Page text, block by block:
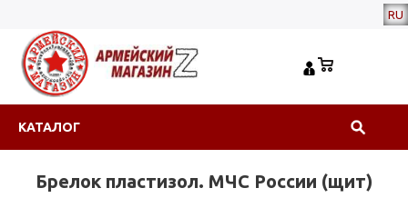
RU
КАТАЛОГ
Брелок пластизол. МЧС России (щит)